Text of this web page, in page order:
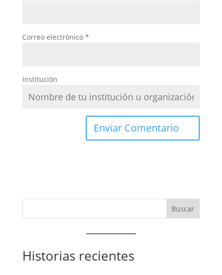
Correo electrónico *
Institución
Historias recientes